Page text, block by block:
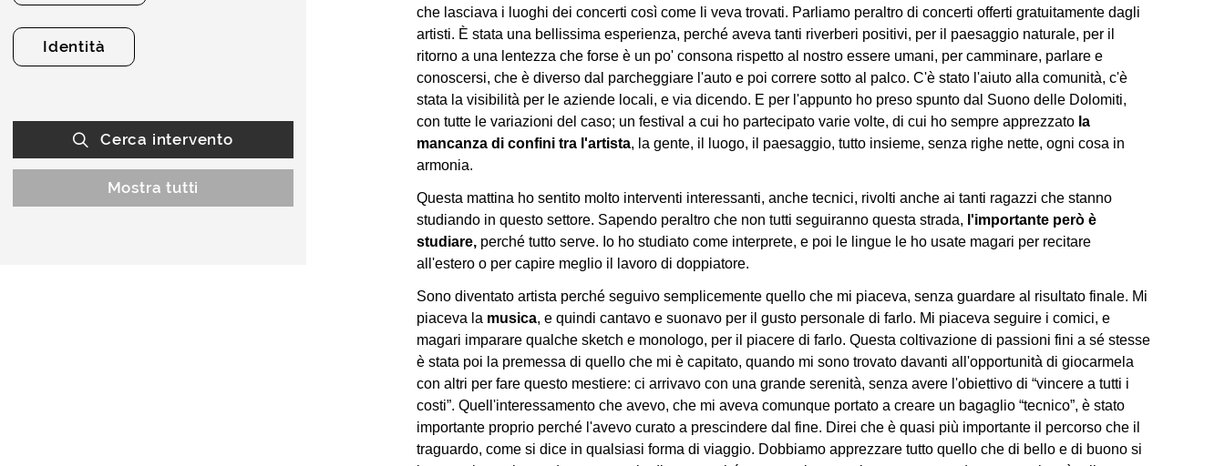
Identità
Cerca intervento
Mostra tutti
che lasciava i luoghi dei concerti così come li veva trovati. Parliamo peraltro di concerti offerti gratuitamente dagli
artisti. È stata una bellissima esperienza, perché aveva tanti riverberi positivi, per il paesaggio naturale, per il
ritorno a una lentezza che forse è un po' consona rispetto al nostro essere umani, per camminare, parlare e
conoscersi, che è diverso dal parcheggiare l'auto e poi correre sotto al palco. C'è stato l'aiuto alla comunità, c'è
stata la visibilità per le aziende locali, e via dicendo. E per l'appunto ho preso spunto dal Suono delle Dolomiti,
con tutte le variazioni del caso; un festival a cui ho partecipato varie volte, di cui ho sempre apprezzato la
mancanza di confini tra l'artista, la gente, il luogo, il paesaggio, tutto insieme, senza righe nette, ogni cosa in
armonia.
Questa mattina ho sentito molto interventi interessanti, anche tecnici, rivolti anche ai tanti ragazzi che stanno
studiando in questo settore. Sapendo peraltro che non tutti seguiranno questa strada, l'importante però è
studiare,perché tutto serve. Io ho studiato come interprete, e poi le lingue le ho usate magari per recitare
all'estero o per capire meglio il lavoro di doppiatore.
Sono diventato artista perché seguivo semplicemente quello che mi piaceva, senza guardare al risultato finale. Mi
piaceva la musica, e quindi cantavo e suonavo per il gusto personale di farlo. Mi piaceva seguire i comici, e
magari imparare qualche sketch e monologo, per il piacere di farlo. Questa coltivazione di passioni fini a sé stesse
è stata poi la premessa di quello che mi è capitato, quando mi sono trovato davanti all'opportunità di giocarmela
con altri per fare questo mestiere: ci arrivavo con una grande serenità, senza avere l'obiettivo di “vincere a tutti i
costi”. Quell'interessamento che avevo, che mi aveva comunque portato a creare un bagaglio “tecnico”, è stato
importante proprio perché l'avevo curato a prescindere dal fine. Direi che è quasi più importante il percorso che il
traguardo, come si dice in qualsiasi forma di viaggio. Dobbiamo apprezzare tutto quello che di bello e di buono si